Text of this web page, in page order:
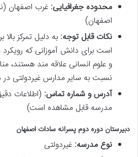
محدوده جغرافیایی: غرب اصفهان
اصفهان)
نکات قابل توجه: به دلیل تمرکز
است برای دانش آموزانی که رویکرد
و علوم انسانی علاقه مند هستند،
نسبت به سایر مدارس غیردولتی در
آدرس و شماره تماس: (اطلاعات
مدرسه قابل مشاهده است)
دبیرستان دوره دوم پسرانه سادات اصفهان
نوع مدرسه: غیردولتی